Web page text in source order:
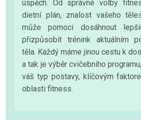
úspěch. Od správné volby
dietní plán, znalost vašeho
může pomoci dosáhnout
přizpůsobit trénink aktuálním
těla. Každý máme jinou cestu k
a tak je výběr cvičebního
váš typ postavy, klíčovým
oblasti fitness.